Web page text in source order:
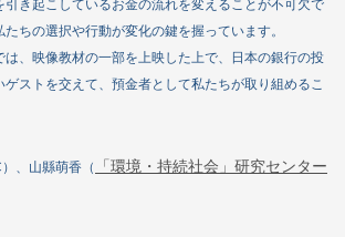
引き起こしているお金の流れを変えることが不可欠で
ちの選択や行動が変化の鍵を握っています。
は、映像教材の一部を上映した上で、日本の銀行の投
ストを交えて、預金者として私たちが取り組めるこ
、山縣萌香（
「環境・持続社会」研究センター